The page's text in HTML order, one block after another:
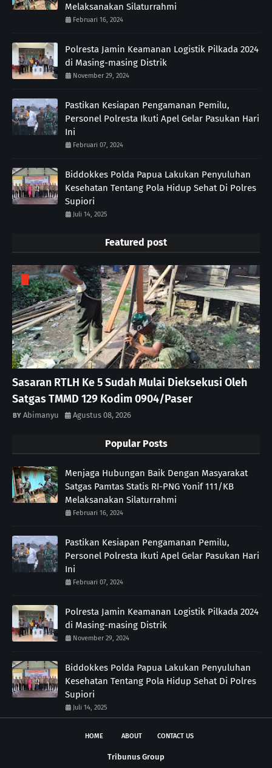
Melaksanakan Silaturrahmi
Februari 16, 2024
Polresta Jamin Keamanan Logistik Pilkada 2024
di Masing-masing Distrik
November 29, 2024
Pastikan Kesiapan Pengamanan Pemilu,
Personel Polresta Ikuti Apel Gelar Pasukan Hari
Ini
Februari 07, 2024
Biddokkes Polda Papua Lakukan Penyuluhan
Kesehatan Tentang Pola Hidup Sehat Di Polres
Supiori
Juli 14, 2025
Featured post
Sasaran RTLH Ke 5 Sudah Mulai Dieksekusi Oleh
Satgas TMMD 129 Kodim 0904/Paser
Abimanyu Agustus 08, 2026
Popular Posts
Menjaga Hubungan Baik Dengan Masyarakat
Satgas Pamtas Statis RI-PNG Yonif 111/KB
Melaksanakan Silaturrahmi
Februari 16, 2024
Pastikan Kesiapan Pengamanan Pemilu,
Personel Polresta Ikuti Apel Gelar Pasukan Hari
Ini
Februari 07, 2024
Polresta Jamin Keamanan Logistik Pilkada 2024
di Masing-masing Distrik
November 29, 2024
Biddokkes Polda Papua Lakukan Penyuluhan
Kesehatan Tentang Pola Hidup Sehat Di Polres
Supiori
Juli 14, 2025
HOME ABOUT CONTACT US
Tribunus Group